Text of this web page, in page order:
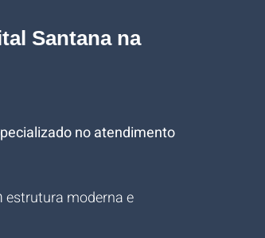
Santana na
no atendimento
estrutura moderna e